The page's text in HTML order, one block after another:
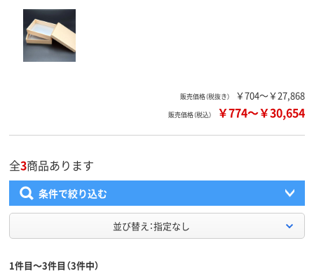
販売価格（税抜き） ￥704～￥27,868
販売価格（税込） ￥774～￥30,654
全3商品あります
条件で絞り込む
並び替え：指定なし
1件目～3件目（3件中）